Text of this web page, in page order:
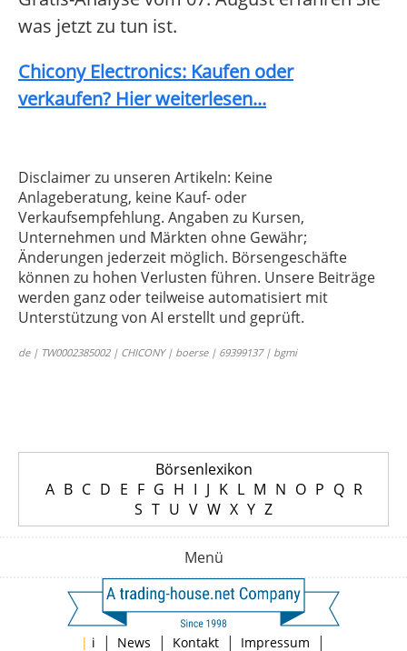
was jetzt zu tun ist.
Chicony Electronics: Kaufen oder
verkaufen? Hier weiterlesen...
Disclaimer zu unseren Artikeln: Keine
Anlageberatung, keine Kauf- oder
Verkaufsempfehlung. Angaben zu Kursen,
Unternehmen und Märkten ohne Gewähr;
Änderungen jederzeit möglich. Börsengeschäfte
können zu hohen Verlusten führen. Unsere Beiträge
werden ganz oder teilweise automatisiert mit
Unterstützung von AI erstellt und geprüft.
de | TW0002385002 | CHICONY | boerse | 69399137 | bgmi
Börsenlexikon
A B C D E F G H I J K L M N O P Q R
S T U V W X Y Z
Menü
| i | News | Kontakt | Impressum |